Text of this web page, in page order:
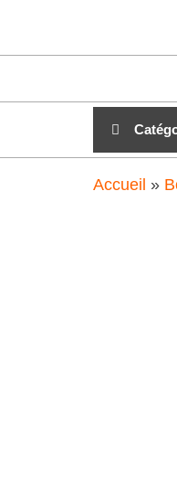
clubdial.fr
Accueil »